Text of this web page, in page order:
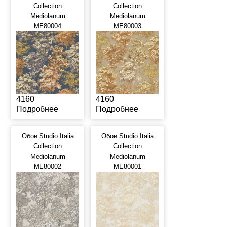
Collection
Mediolanum
ME80004
4160
Подробнее
Collection
Mediolanum
ME80003
4160
Подробнее
Обои Studio Italia
Collection
Mediolanum
ME80002
Обои Studio Italia
Collection
Mediolanum
ME80001